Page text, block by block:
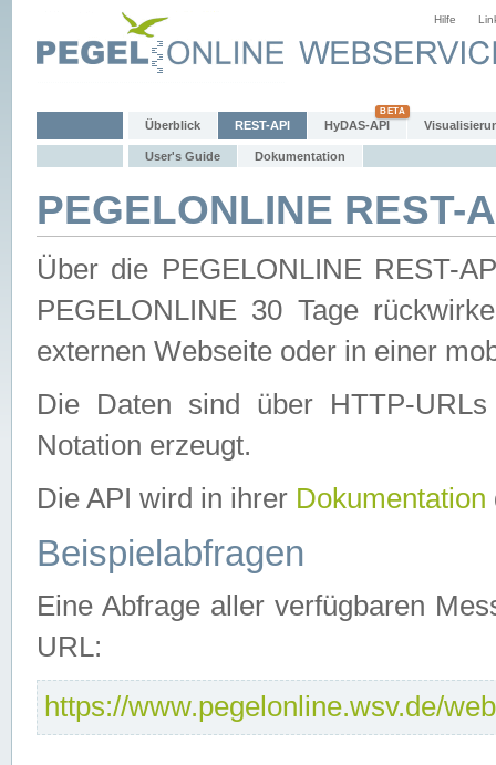
Hilfe
Überblick REST-API HyDAS-API
User's Guide Dokumentation
PEGELONLINE REST-
Über die PEGELONLINE REST-
PEGELONLINE 30 Tage
externen Webseite oder in einer
Die Daten sind über HTTP-
Notation erzeugt.
Die API wird in ihrer Dokumentation
Beispielabfragen
Eine Abfrage aller verfügbaren
URL:
https://www.pegelonline.wsv.de/